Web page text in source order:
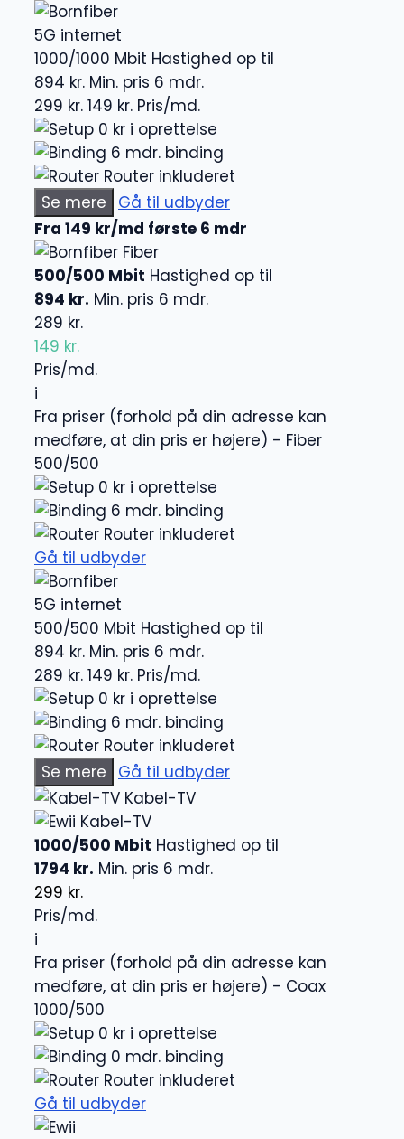
5G internet
1000/1000 Mbit Hastighed op til
894 kr. Min. pris 6 mdr.
299 kr. 149 kr. Pris/md.
0 kr i oprettelse
6 mdr. binding
Router inkluderet
Se mere
Gå til udbyder
Fra 149 kr/md første 6 mdr
Fiber
500/500 Mbit Hastighed op til
894 kr. Min. pris 6 mdr.
289 kr.
149 kr.
Pris/md.
i
Fra priser (forhold på din adresse kan
medføre, at din pris er højere) - Fiber
500/500
0 kr i oprettelse
6 mdr. binding
Router inkluderet
Gå til udbyder
5G internet
500/500 Mbit Hastighed op til
894 kr. Min. pris 6 mdr.
289 kr. 149 kr. Pris/md.
0 kr i oprettelse
6 mdr. binding
Router inkluderet
Se mere
Gå til udbyder
Kabel-TV
Kabel-TV
1000/500 Mbit Hastighed op til
1794 kr. Min. pris 6 mdr.
299 kr.
Pris/md.
i
Fra priser (forhold på din adresse kan
medføre, at din pris er højere) - Coax
1000/500
0 kr i oprettelse
0 mdr. binding
Router inkluderet
Gå til udbyder